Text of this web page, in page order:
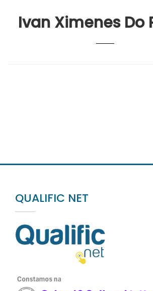
Ivan Ximenes Do
QUALIFIC NET